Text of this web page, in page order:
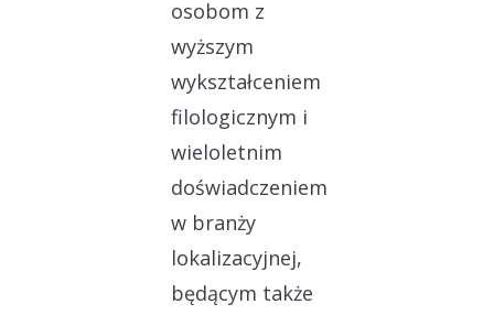
osobom z
wyższym
wykształceniem
filologicznym i
wieloletnim
doświadczeniem
w branży
lokalizacyjnej,
będącym także